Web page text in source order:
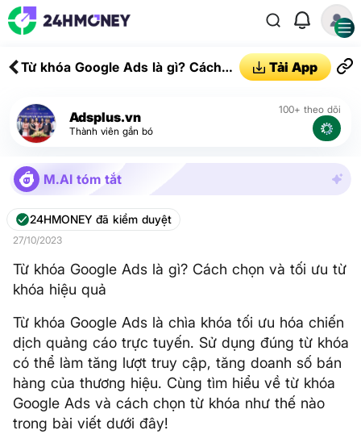
Từ khóa Google Ads là gì? Cách
Tải App
Adsplus.vn
Thành viên gắn bó
100+ theo dõi
M.AI tóm tắt
24HMONEY đã kiểm duyệt
27/10/2023
Từ khóa Google Ads là gì? Cách chọn và tối ưu từ
khóa hiệu quả
Từ khóa Google Ads là chìa khóa tối ưu hóa chiến
dịch quảng cáo trực tuyến. Sử dụng đúng từ khóa
có thể làm tăng lượt truy cập, tăng doanh số bán
hàng của thương hiệu. Cùng tìm hiểu về từ khóa
Google Ads và cách chọn từ khóa như thế nào
trong bài viết dưới đây!